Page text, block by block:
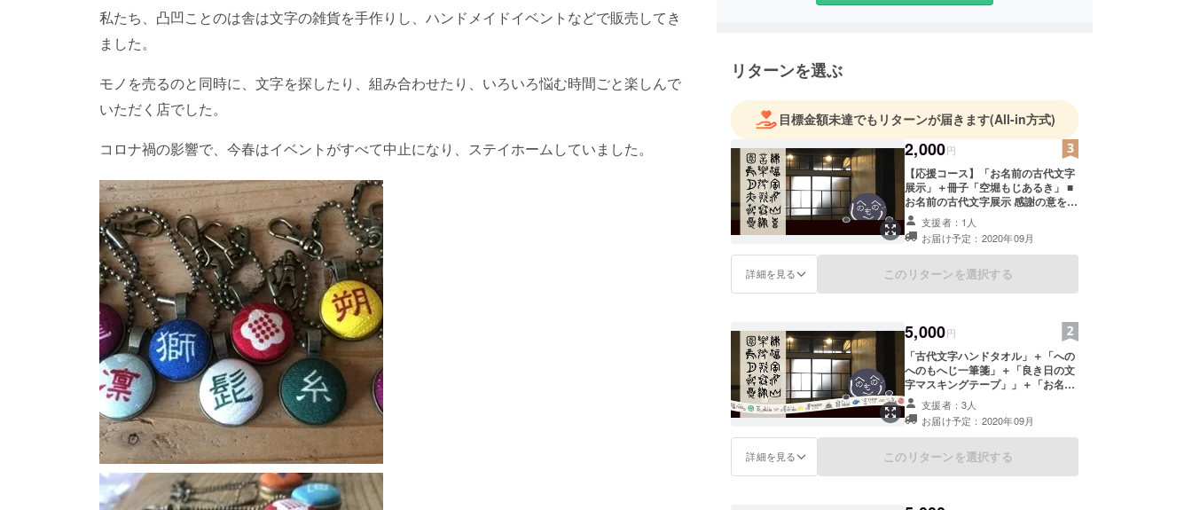
私たち、凸凹ことのは舎は文字の雑貨を手作りし、ハンドメイドイベントなどで販売してき
ました。
モノを売るのと同時に、文字を探したり、組み合わせたり、いろいろ悩む時間ごと楽しんで
いただく店でした。
コロナ禍の影響で、今春はイベントがすべて中止になり、ステイホームしていました。
リターンを選ぶ
目標金額未達でもリターンが届きます(All-in方式)
2,000円
【応援コース】「お名前の古代文字
展示」＋冊子「空堀もじあるき」 ■
お名前の古代文字展示 感謝の意を込
めて、お名前の一文字を古代文字に
変換し、タペストリーにプリントし
て店内に展示させていただきます。
ご支援の際に、ご希望の文字（漢
字）を一文字、備考欄にご記入くだ
オープンを記念して、レトロで面白
い空堀のまちで見かける「もじ」を
集めた小さな冊子。まちあるきのお
供にもどうぞ。 8ページの非売品で
す。 これから空堀のまちを探索しつ
つ制作しますので、 画像はイメージ
です。 制作過程は、活動報告ページ
とsnsで報告いたします。
支援者：1人
お届け予定：2020年09月
詳細を見る このリターンを選択する
5,000円
「古代文字ハンドタオル」＋「への
へのもへじ一筆箋」＋「良き日の文
字マスキングテープ」」＋「お名前
の古代文字展示」＋冊子「空堀もじ
あるき」 ■オープン記念のオリジナ
ル「型染め 古代文字ハンドタオ
ル」「へのへのもへじ一筆箋」「良
き日の文字マスキングテープ」1つ
支援者：3人
お届け予定：2020年09月
詳細を見る このリターンを選択する